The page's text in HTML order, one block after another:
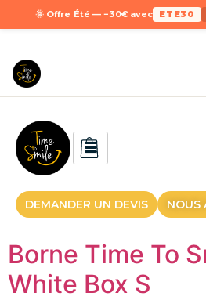
🌞 Offre Été — −30€ avec ETE30
DEMANDER UN DEVIS NOUS
Borne Time To
White Box S